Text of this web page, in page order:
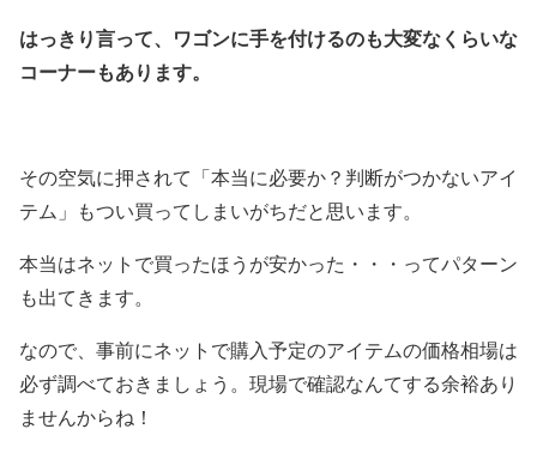
はっきり言って、ワゴンに手を付けるのも大変なくらいな
コーナーもあります。
その空気に押されて「本当に必要か？判断がつかないアイ
テム」もつい買ってしまいがちだと思います。
本当はネットで買ったほうが安かった・・・ってパターン
も出てきます。
なので、事前にネットで購入予定のアイテムの価格相場は
必ず調べておきましょう。現場で確認なんてする余裕あり
ませんからね！